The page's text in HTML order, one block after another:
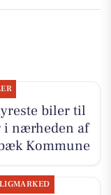
biler til
i nærheden af
Kommune